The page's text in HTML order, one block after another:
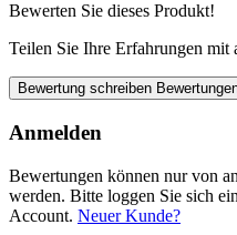
Bewerten Sie dieses Produkt!
Teilen Sie Ihre Erfahrungen mit
Bewertung schreiben
Anmelden
Bewertungen können nur von
werden. Bitte loggen Sie sich
Account. Neuer Kunde?